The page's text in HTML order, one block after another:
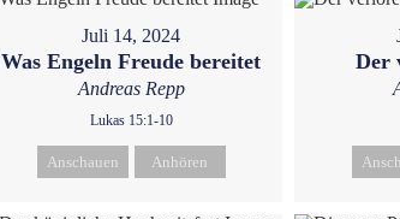
Juli 14, 2024
Was Engeln Freude bereitet
Andreas Repp
Lukas 15:1-10
Anschauen Anhören
Der